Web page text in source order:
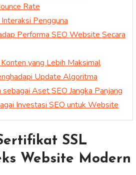
Rate
Pengguna
Performa SEO Website Secara
yang Lebih Maksimal
Update Algoritma
sebagai Aset SEO Jangka Panjang
Investasi SEO untuk Website
SSL
Website Modern